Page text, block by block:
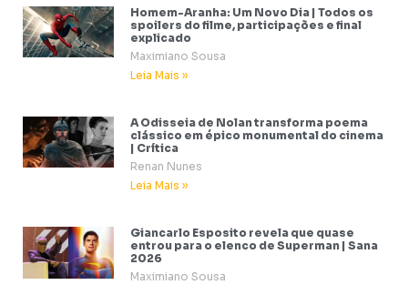
Homem-Aranha: Um Novo Dia | Todos os
spoilers do filme, participações e final
explicado
Maximiano Sousa
Leia Mais »
A Odisseia de Nolan transforma poema
clássico em épico monumental do cinema
| Crítica
Renan Nunes
Leia Mais »
Giancarlo Esposito revela que quase
entrou para o elenco de Superman | Sana
2026
Maximiano Sousa